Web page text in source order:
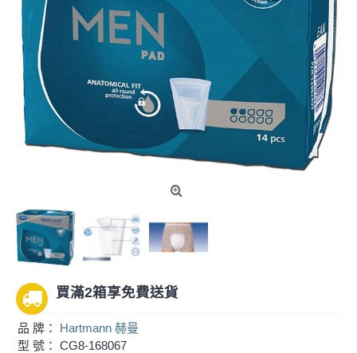
買滿2箱享免費送貨
品 牌： Hartmann 赫曼
型 號： CG8-168067